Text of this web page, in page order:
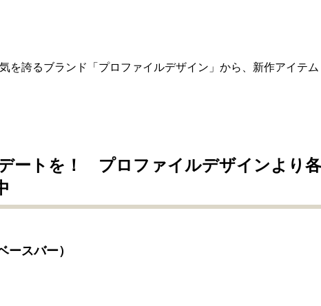
を誇るブランド「プロファイルデザイン」から、新作アイテム
ートを！ プロファイルデザインより各
ースバー）